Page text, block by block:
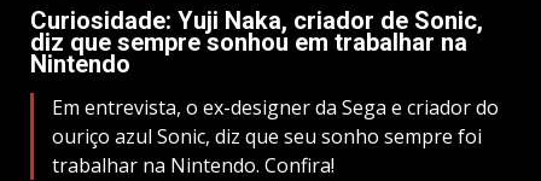
Curiosidade: Yuji Naka, criador de Sonic,
diz que sempre sonhou em trabalhar na
Nintendo
Em entrevista, o ex-designer da Sega e criador do
ouriço azul Sonic, diz que seu sonho sempre foi
trabalhar na Nintendo. Confira!